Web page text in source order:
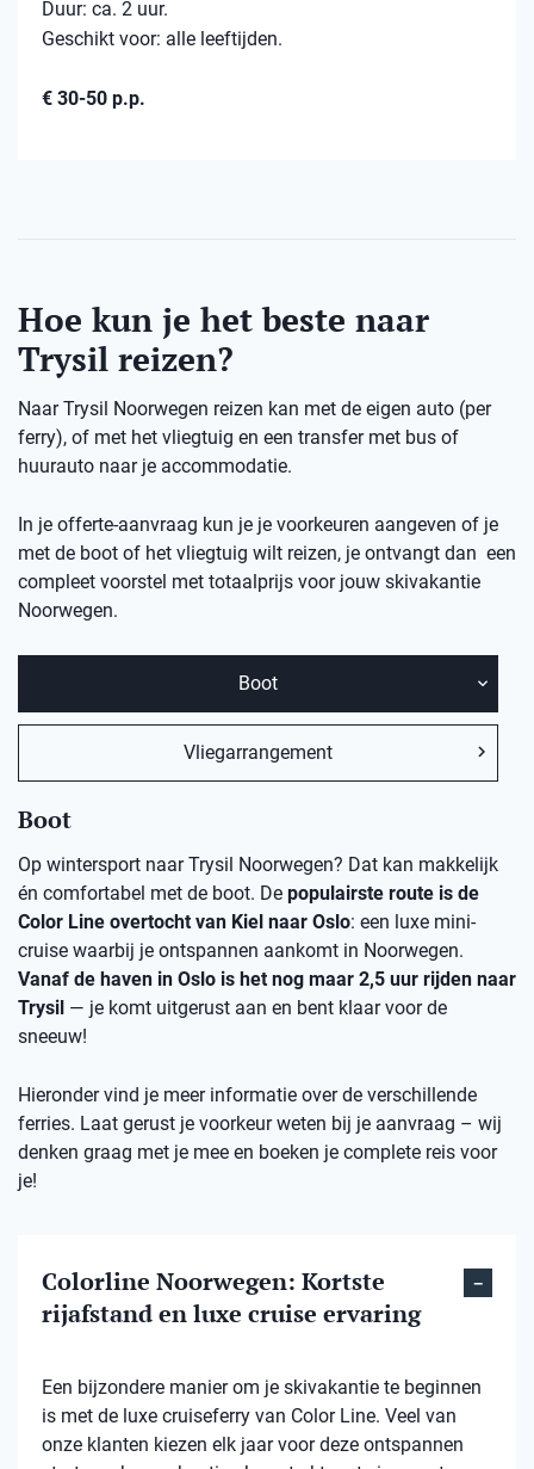
Duur: ca. 2 uur.
Geschikt voor: alle leeftijden.
€ 30-50 p.p.
Hoe kun je het beste naar
Trysil reizen?
Naar Trysil Noorwegen reizen kan met de eigen auto (per
ferry), of met het vliegtuig en een transfer met bus of
huurauto naar je accommodatie.
In je offerte-aanvraag kun je je voorkeuren aangeven of je
met de boot of het vliegtuig wilt reizen, je ontvangt dan een
compleet voorstel met totaalprijs voor jouw skivakantie
Noorwegen.
Boot
Vliegarrangement
Boot
Op wintersport naar Trysil Noorwegen? Dat kan makkelijk
én comfortabel met de boot. De populairste route is de
Color Line overtocht van Kiel naar Oslo: een luxe mini-
cruise waarbij je ontspannen aankomt in Noorwegen.
Vanaf de haven in Oslo is het nog maar 2,5 uur rijden naar
Trysil — je komt uitgerust aan en bent klaar voor de
sneeuw!
Hieronder vind je meer informatie over de verschillende
ferries. Laat gerust je voorkeur weten bij je aanvraag – wij
denken graag met je mee en boeken je complete reis voor
je!
Colorline Noorwegen: Kortste
rijafstand en luxe cruise ervaring
Een bijzondere manier om je skivakantie te beginnen
is met de luxe cruiseferry van Color Line. Veel van
onze klanten kiezen elk jaar voor deze ontspannen